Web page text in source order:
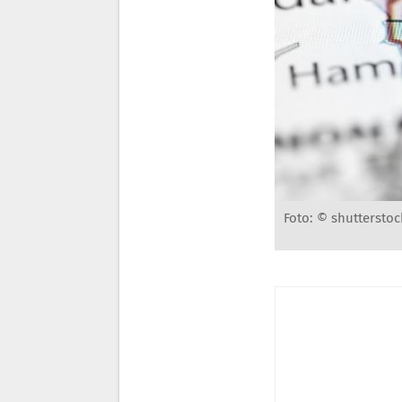
Foto: ©